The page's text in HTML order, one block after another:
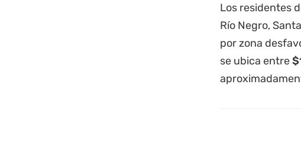
Los residentes
Río Negro,
por zona
se ubica entre